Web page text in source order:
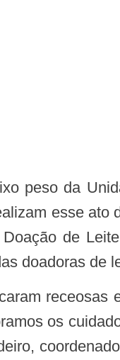
esse ato
de
doadoras de
os